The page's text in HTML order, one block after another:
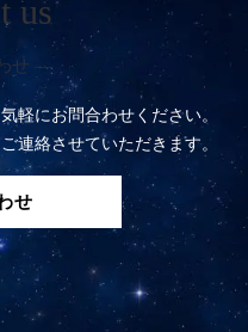
us
せ ―
軽にお問合わせください。
連絡させていただきます。
せ